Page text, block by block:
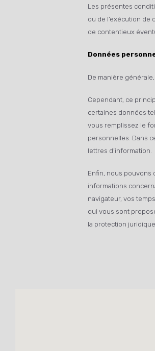
Les présentes
ou de l’exécution
de contentieux
Données
De manière
Cependant, ce
certaines données
vous remplissez le
personnelles. Dans
lettres d’information.
Enfin, nous pouvons
informations
navigateur, vos
qui vous sont
la protection